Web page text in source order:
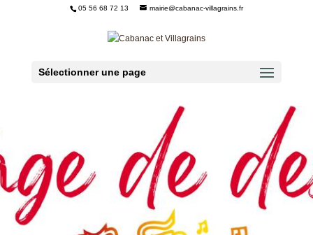
05 56 68 72 13 mairie@cabanac-villagrains.fr
Sélectionner une page